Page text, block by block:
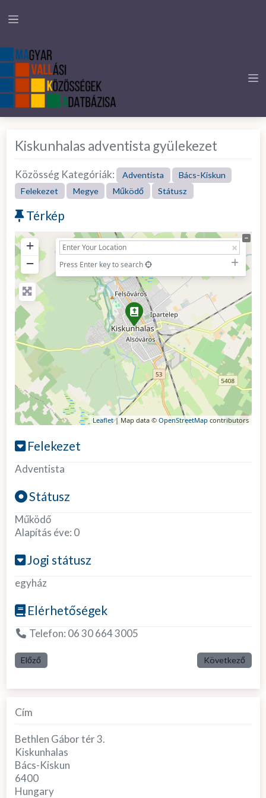
Kiskunhalas adventista gyülekezet
Közösség Kategóriák: Adventista
Bács-Kiskun
Felekezet
Megye Működő Státusz
Térkép
+
−
Press Enter key to search
Leaflet| Map data © OpenStreetMap contributors
Felekezet
Adventista
Státusz
Működő
Alapítás éve: 0
Jogi státusz
egyház
Elérhetőségek
Telefon: 06 30 664 3005
Előző Következő
Cím
Bethlen Gábor tér 3.
Kiskunhalas
Bács-Kiskun
6400
Hungary